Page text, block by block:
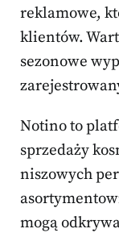
reklamowe,
klientów.
sezonowe
Notino to
sprzedaży
niszowych
mogą